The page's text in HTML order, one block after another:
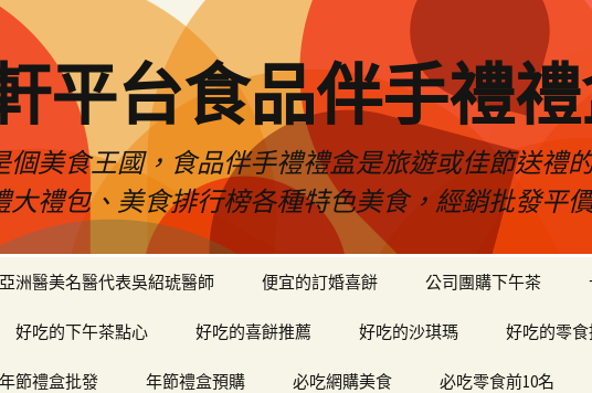
平台食品伴手禮
個美食王國，食品伴手禮禮盒是旅遊或佳節送禮
大禮包、美食排行榜各種特色美食，經銷批發平
亞洲醫美名醫代表吳紹琥醫師 便宜的訂婚喜餅 公司團購下午茶
好吃的下午茶點心 好吃的喜餅推薦 好吃的沙琪瑪 好吃的零食
年節禮盒批發 年節禮盒預購 必吃網購美食 必吃零食前10名